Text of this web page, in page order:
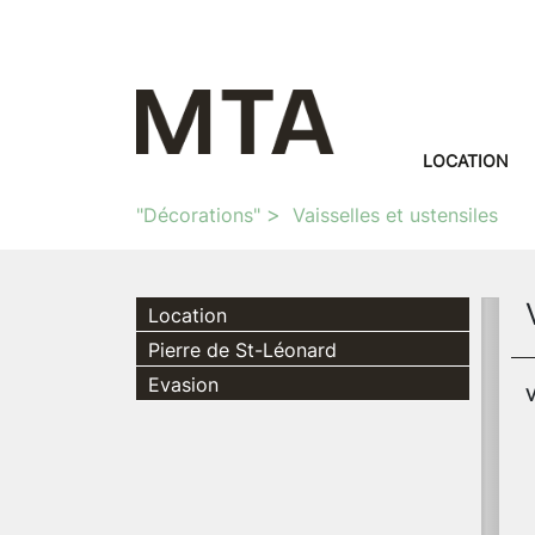
LOCATION
"Décorations" Vaisselles et ustensiles
Location
Pierre de St-Léonard
Evasion